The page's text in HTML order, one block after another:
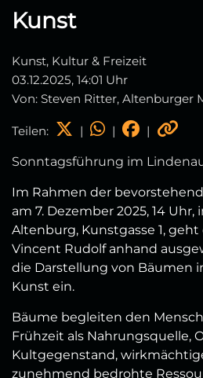
Kunst
Kunst, Kultur & Freizeit
03.12.2025, 14:01 Uhr
Von: Steven Ritter, Altenburger
Teilen: | | |
Sonntagsführung im
Im Rahmen der
am 7. Dezember 2025, 14
Altenburg, Kunstgasse 1,
Vincent Rudolf anhand
die Darstellung von Bäumen
Kunst ein.
Bäume begleiten den
Frühzeit als Nahrungsquelle,
Kultgegenstand,
zunehmend bedrohte